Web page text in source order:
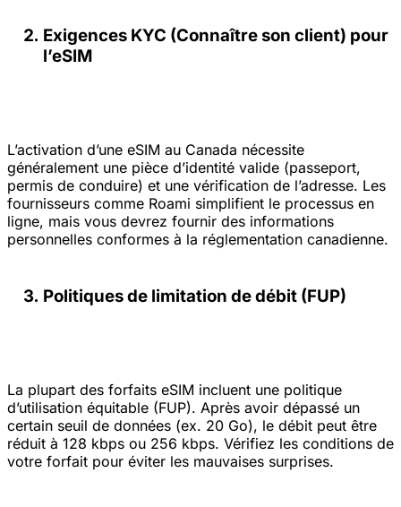
Exigences KYC (Connaître son client) pour
l’eSIM
L’activation d’une eSIM au Canada nécessite
généralement une pièce d’identité valide (passeport,
permis de conduire) et une vérification de l’adresse. Les
fournisseurs comme Roami simplifient le processus en
ligne, mais vous devrez fournir des informations
personnelles conformes à la réglementation canadienne.
Politiques de limitation de débit (FUP)
La plupart des forfaits eSIM incluent une politique
d’utilisation équitable (FUP). Après avoir dépassé un
certain seuil de données (ex. 20 Go), le débit peut être
réduit à 128 kbps ou 256 kbps. Vérifiez les conditions de
votre forfait pour éviter les mauvaises surprises.